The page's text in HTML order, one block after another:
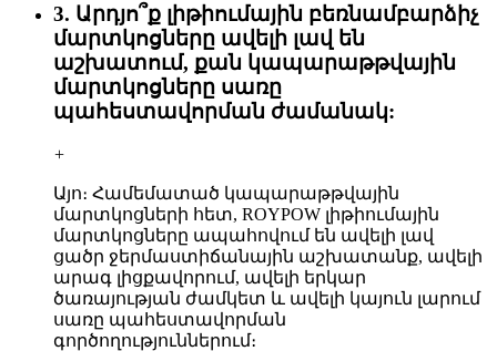
3. Արդյո՞ք լիթիումային բեռնամբարձիչ
մարտկոցները ավելի լավ են
աշխատում, քան կապարաթթվային
մարտկոցները սառը
պահեստավորման ժամանակ:
+
Այո։ Համեմատած կապարաթթվային
մարտկոցների հետ, ROYPOW լիթիումային
մարտկոցները ապահովում են ավելի լավ
ցածր ջերմաստիճանային աշխատանք, ավելի
արագ լիցքավորում, ավելի երկար
ծառայության ժամկետ և ավելի կայուն լարում
սառը պահեստավորման
գործողություններում։